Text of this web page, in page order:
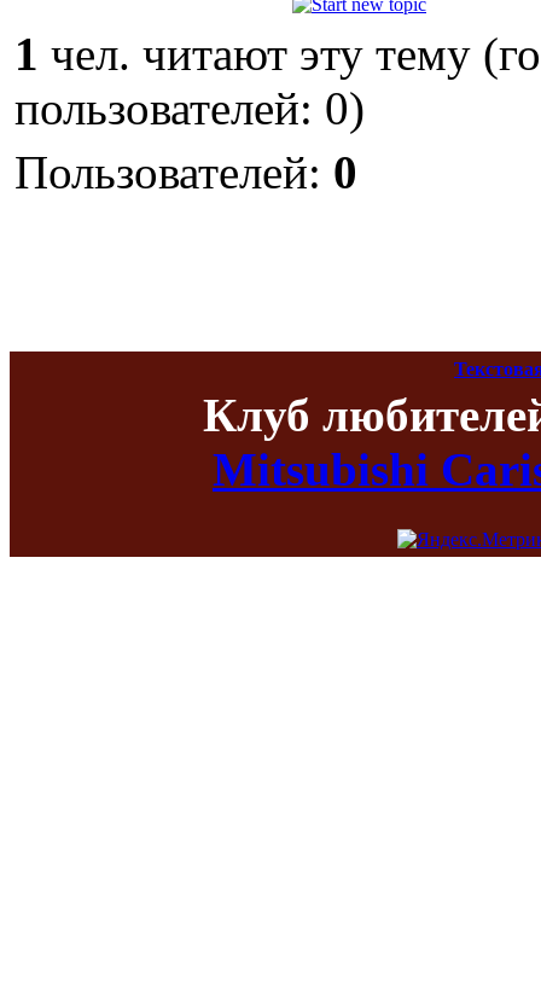
1 чел. читают эту тему
пользователей: 0)
Пользователей: 0
Клуб
Mitsubishi